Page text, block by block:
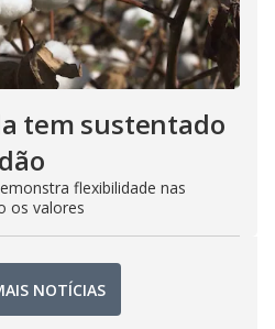
tem sustentado
flexibilidade nas
os valores
NOTÍCIAS